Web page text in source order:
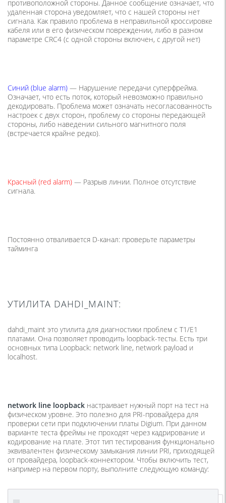
противоположной стороны. Данное сообщение означает, что
удаленная сторона уведомляет, что с нашей стороны нет
сигнала. Как правило проблема в неправильной кроссировке
кабеля или в его физическом повреждении, либо в разном
параметре CRC4 (с одной стороны включен, с другой нет)
Синий (blue alarm) — Нарушение передачи суперфрейма.
Означает, что есть поток, который невозможно правильно
декодировать. Проблема может означать несогласованность
настроек с двух сторон, проблему со стороны передающей
стороны, либо наведении сильного магнитного поля
(встречается крайне редко).
Красный (red alarm) — Разрыв линии. Полное отсутствие
сигнала.
Постоянно отваливается D-канал: проверьте параметры
тайминга
УТИЛИТА DAHDI_MAINT:
dahdi_maint это утилита для диагностики проблем с T1/E1
платами. Она позволяет проводить loopback-тесты. Есть три
основных типа Loopback: network line, network payload и
localhost.
network line loopback настраивает нужный порт на тест на
физическом уровне. Это полезно для PRI-провайдера для
проверки сети при подключении платы Digium. При данном
варианте теста фреймы не проходят через кадрирование и
кодирование на плате. Этот тип тестирования функционально
эквивалентен физическому замыкания линии PRI, приходящей
от провайдера, loopback-коннектором. Чтобы включить тест,
например на первом порту, выполните следующую команду: